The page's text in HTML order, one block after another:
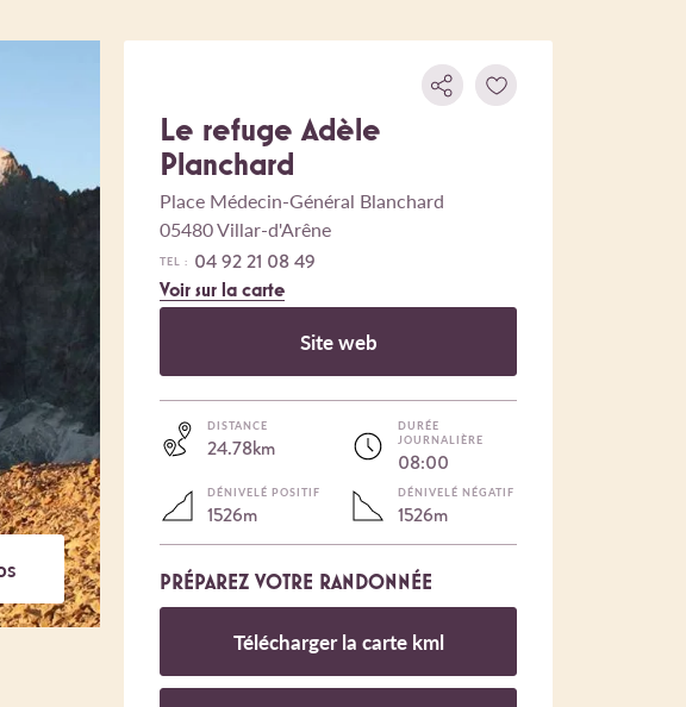
Le refuge Adèle
Planchard
Place Médecin-Général Blanchard
05480 Villar-d'Arêne
TEL : 04 92 21 08 49
Voir sur la carte
Site web
DISTANCE
24.78km
DURÉE
JOURNALIÈRE
08:00
DÉNIVELÉ POSITIF
1526m
DÉNIVELÉ NÉGATIF
1526m
PRÉPAREZ VOTRE RANDONNÉE
Télécharger la carte kml